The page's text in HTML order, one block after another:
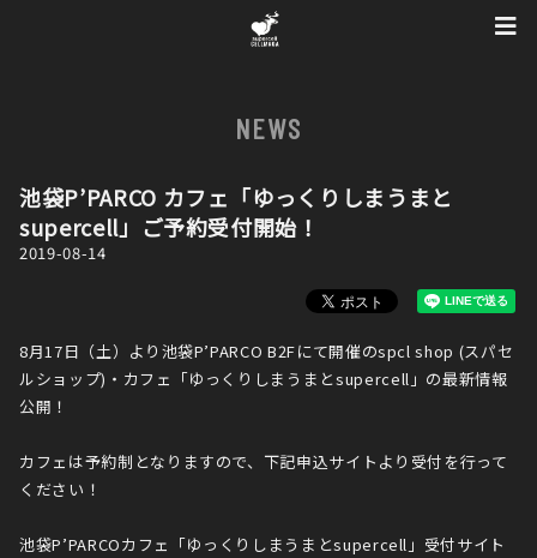
NEWS
池袋P’PARCO カフェ「ゆっくりしまうまと
supercell」ご予約受付開始！
2019-08-14
8月17日（土）より池袋P’PARCO B2Fにて開催のspcl shop (スパセ
ルショップ)・カフェ「ゆっくりしまうまとsupercell」の最新情報
公開！
カフェは予約制となりますので、下記申込サイトより受付を行って
ください！
池袋P’PARCOカフェ「ゆっくりしまうまとsupercell」受付サイト